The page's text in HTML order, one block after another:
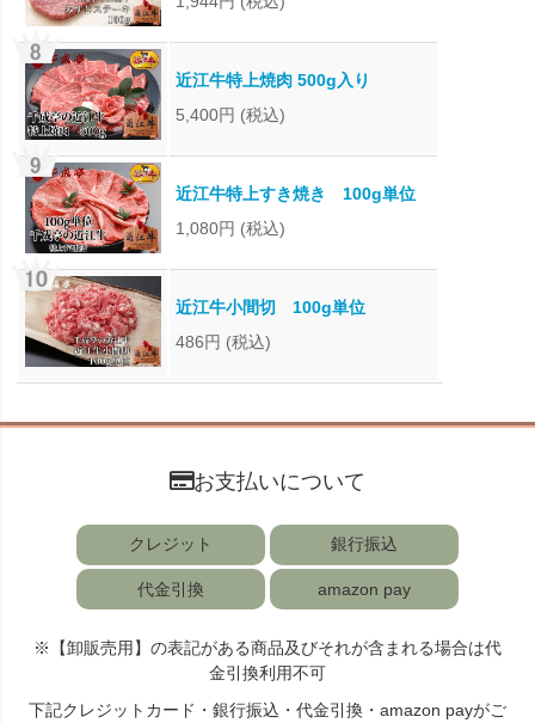
近江牛特上焼肉 500g入り
5,400円 (税込)
近江牛特上すき焼き 100g単位
1,080円 (税込)
近江牛小間切 100g単位
486円 (税込)
お支払いについて
クレジット 銀行振込
代金引換 amazon pay
※【卸販売用】の表記がある商品及びそれが含まれる場合は代
金引換利用不可
下記クレジットカード・銀行振込・代金引換・amazon payがご